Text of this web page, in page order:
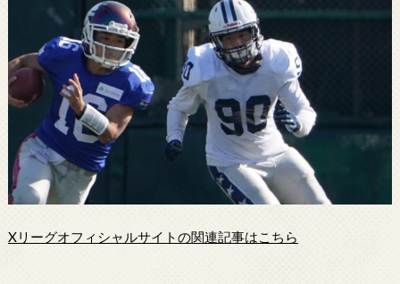
Xリーグオフィシャルサイトの関連記事はこちら